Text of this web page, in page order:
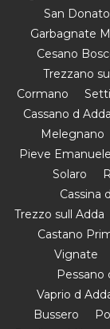
San
Garbagnate
Cesano
Trezzano
Cormano
Cassano d Adda
Melegnano
Pieve Emanuele
Solaro
Cassina
Trezzo sull Adda
Castano
Vignate
Pessano
Vaprio d
Bussero